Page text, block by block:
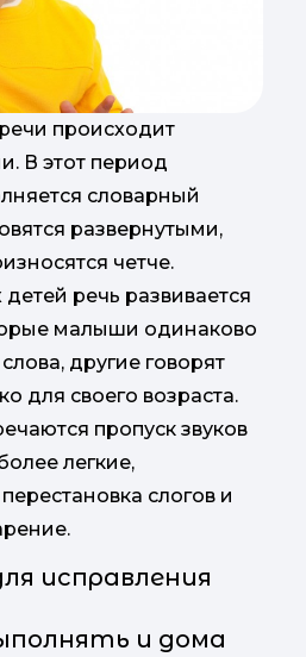
происходит
В этот период
словарный
развернутыми,
четче.
речь развивается
малыши одинаково
другие говорят
для своего возраста.
пропуск звуков
легкие,
слогов и
исправления
и дома